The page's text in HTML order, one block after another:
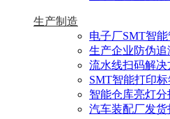
生产制造
电子厂SMT智
生产企业防伪追
流水线扫码解决
SMT智能打印
智能仓库亮灯分
汽车装配厂发